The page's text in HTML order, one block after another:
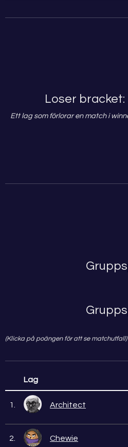
Loser bracket:
Ett lag som förlorar en match i
(Klicka på poängen för att se matchutfall)
Lag
1. Architect
2. Chewie